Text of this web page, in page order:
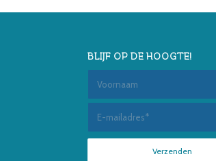
BLIJF OP DE HOOGTE!